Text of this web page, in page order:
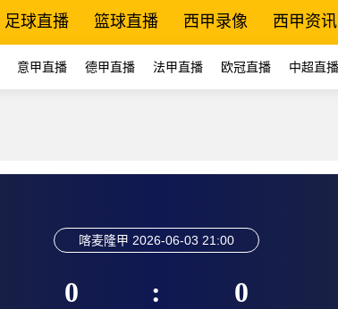
足球直播 篮球直播 西甲录像 西甲资讯
意甲直播 德甲直播 法甲直播 欧冠直播 中超直播
喀麦隆甲 2026-06-03 21:00
0 : 0